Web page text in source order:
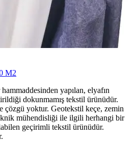
M2
yapılan, elyafın
dokunmamış tekstil ürünüdür.
çözgü yoktur. Geotekstil keçe, zemin
mühendisliği ile ilgili herhangi bir
geçirimli tekstil ürünüdür.